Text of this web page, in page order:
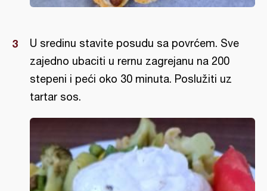
U sredinu stavite posudu sa povrćem. Sve
zajedno ubaciti u rernu zagrejanu na 200
stepeni i peći oko 30 minuta. Poslužiti uz
tartar sos.